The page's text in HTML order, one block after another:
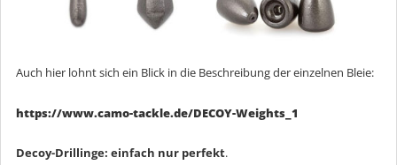
Auch hier lohnt sich ein Blick in die Beschreibung der einzelnen Bleie:
https://www.camo-tackle.de/DECOY-Weights_1
Decoy-Drillinge: einfach nur perfekt.